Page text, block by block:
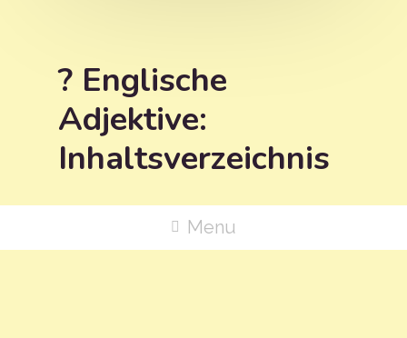
? Englische
Adjektive:
Inhaltsverzeichnis
Menu